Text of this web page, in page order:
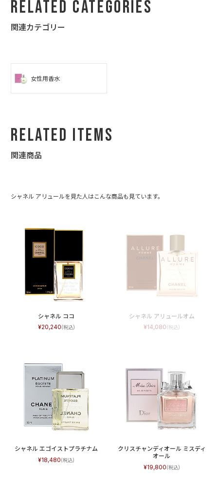
Related Categories
関連カテゴリー
女性用香水
Related Items
関連商品
シャネル アリュールを見た人はこんな商品も見ています。
シャネル ココ
20,240
シャネル アリュールオム
14,080
シャネル エゴイストプラチナム
18,480
クリスチャンディオール ミスディ
オール
19,800